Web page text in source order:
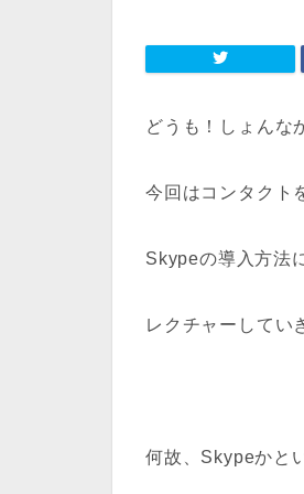
どうも！しょんな
今回はコンタクト
Skypeの導入方法
レクチャーしてい
何故、Skypeかと